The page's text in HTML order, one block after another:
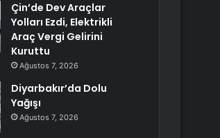
Çin’de Dev Araçlar
Yolları Ezdi, Elektrikli
Araç Vergi Gelirini
Kuruttu
Ağustos 7, 2026
Diyarbakır’da Dolu
Yağışı
Ağustos 7, 2026